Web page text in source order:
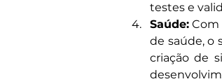
testes e
Saúde: Com
de saúde, o
criação de